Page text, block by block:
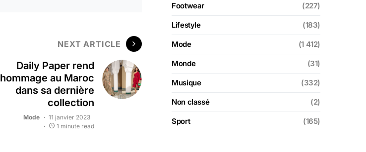
NEXT ARTICLE
Daily Paper rend
hommage au Maroc
dans sa dernière
collection
Mode
11 janvier 2023
1 minute read
Footwear (227)
Lifestyle (183)
Mode (1 412)
Monde (31)
Musique (332)
Non classé (2)
Sport (165)